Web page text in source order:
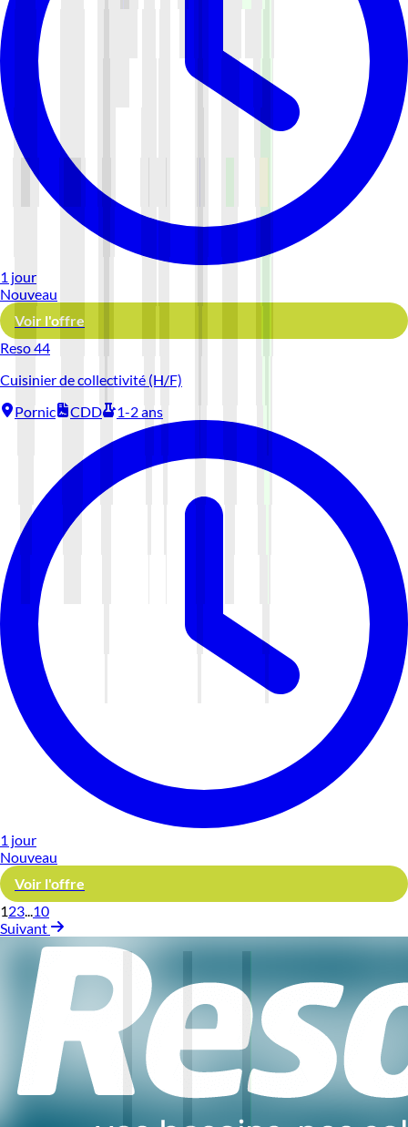
1 jour
Nouveau
Voir l'offre
Reso 44
Cuisinier de collectivité (H/F)
Pornic
CDD 1-2 ans
1 jour
Nouveau
Voir l'offre
123 10
Suivant